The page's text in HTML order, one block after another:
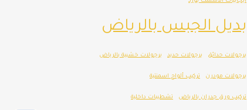
بديل الجبس بالرياض
برجولات حدائق برجولات حديد برجولات خشبية بالرياض
برجولات مودرن تركيب ألواح اسمنتية
تركيب ورق جدران بالرياض تشطيبات داخلية